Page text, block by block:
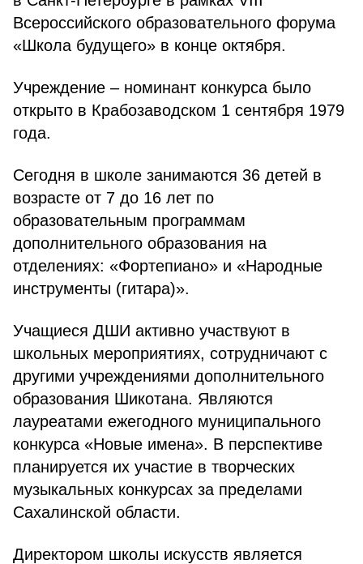
Всероссийского образовательного форума
«Школа будущего» в конце октября.
Учреждение – номинант конкурса было
открыто в Крабозаводском 1 сентября 1979
года.
Сегодня в школе занимаются 36 детей в
возрасте от 7 до 16 лет по
образовательным программам
дополнительного образования на
отделениях: «Фортепиано» и «Народные
инструменты (гитара)».
Учащиеся ДШИ активно участвуют в
школьных мероприятиях, сотрудничают с
другими учреждениями дополнительного
образования Шикотана. Являются
лауреатами ежегодного муниципального
конкурса «Новые имена». В перспективе
планируется их участие в творческих
музыкальных конкурсах за пределами
Сахалинской области.
Директором школы искусств является